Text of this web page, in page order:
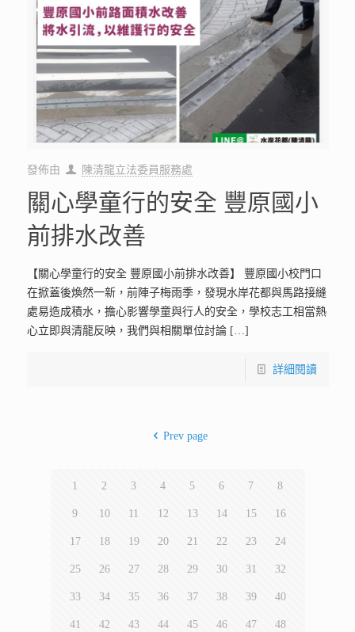
發佈由 陳清龍立法委員服務處
關心學童行的安全 豐原國小
前排水改善
【關心學童行的安全 豐原國小前排水改善】 豐原國小校門口
在掀蓋後煥然一新，前陣子梅雨季，發現水岸花都與馬路接縫
處易造成積水，擔心影響學童與行人的安全，學校志工相當熱
心立即與清龍反映，我們與相關單位討論[…]
詳細閱讀
Prev page
1 2 3 4 5 6 7 8
9 10 11 12 13 14 15 16
17 18 19 20 21 22 23 24
25 26 27 28 29 30 31 32
33 34 35 36 37 38 39 40
41 42 43 44 45 46 47 48